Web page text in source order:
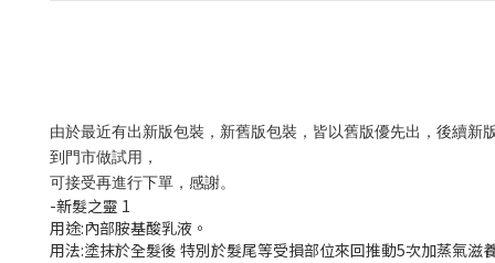
由於最近有出新版包裝，新舊版包裝，皆以舊版優先出，後續
到門市做試用，
可接受再進行下單，感謝。
-新髮之靈 1
用途:內部胺基酸乳液。
用法:塗抹於全髮後 特別於髮尾等受損部位來回推動5次加蒸氣滋